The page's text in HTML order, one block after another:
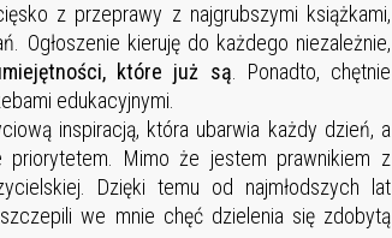
z przeprawy z najgrubszymi książkami,
Ogłoszenie kieruję do każdego niezależnie,
które już są. Ponadto, chętnie
edukacyjnymi.
inspiracją, która ubarwia każdy dzień, a
Mimo że jestem prawnikiem z
Dzięki temu od najmłodszych lat
we mnie chęć dzielenia się zdobytą